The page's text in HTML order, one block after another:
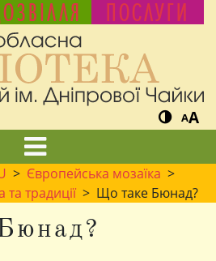
ПОСЛУГИ
AA
> Європейська мозаїка >
та традиції> Що таке Бюнад?